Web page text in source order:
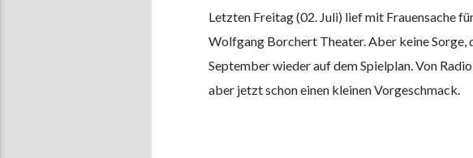
Letzten Freitag (02. Juli) lief mit Frauensache
Wolfgang Borchert Theater. Aber keine Sorge,
September wieder auf dem Spielplan. Von
aber jetzt schon einen kleinen Vorgeschmack.